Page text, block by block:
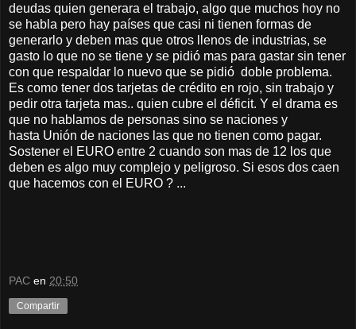
deudas quien generara el trabajo, algo que muchos hoy no
se habla pero hay países que casi ni tienen formas de
generarlo y deben mas que otros llenos de industrias, se
gasto lo que no se tiene y se pidió mas para gastar sin tener
con que respaldar lo nuevo que se pidió doble problema.
Es como tener dos tarjetas de crédito en rojo, sin trabajo y
pedir otra tarjeta mas.. quien cubre el déficit. Y el drama es
que no hablamos de personas sino se naciones y
hasta Unión de naciones las que no tienen como pagar.
Sostener el EURO entre 2 cuando son mas de 12 los que
deben es algo muy complejo y peligroso. Si esos dos caen
que hacemos con el EURO ? ...
PAC en 20:50
Compartir